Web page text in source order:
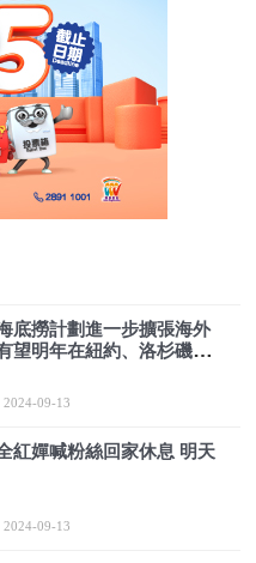
底撈計劃進一步擴張海外
望明年在紐約、洛杉磯開
2024-09-13
紅嬋喊粉絲回家休息 明天
2024-09-13